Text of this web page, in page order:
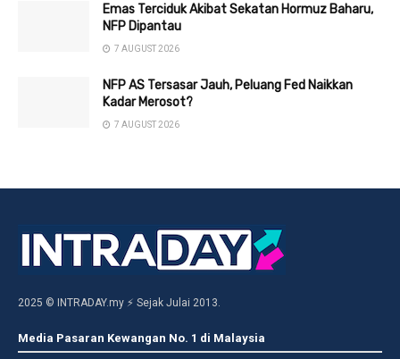
Emas Terciduk Akibat Sekatan Hormuz Baharu,
NFP Dipantau
7 AUGUST 2026
NFP AS Tersasar Jauh, Peluang Fed Naikkan
Kadar Merosot?
7 AUGUST 2026
2025 © INTRADAY.my ⚡ Sejak Julai 2013.
Media Pasaran Kewangan No. 1 di Malaysia